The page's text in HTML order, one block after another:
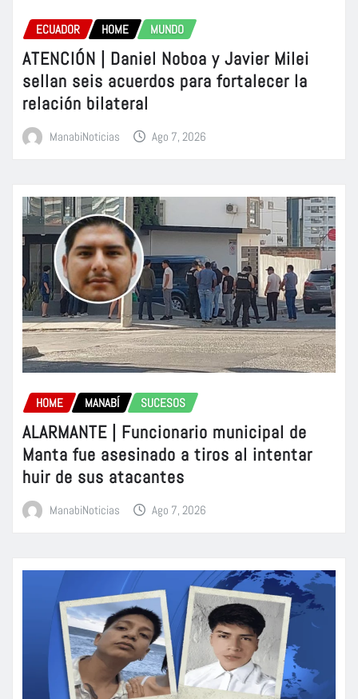
ECUADOR HOME MUNDO
ATENCIÓN | Daniel Noboa y Javier Milei
sellan seis acuerdos para fortalecer la
relación bilateral
ManabiNoticias Ago 7, 2026
HOME MANABÍ SUCESOS
ALARMANTE | Funcionario municipal de
Manta fue asesinado a tiros al intentar
huir de sus atacantes
ManabiNoticias Ago 7, 2026